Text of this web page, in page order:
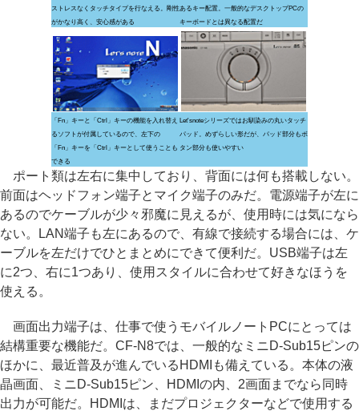
ストレスなくタッチタイプを行なえる。剛性
がかなり高く、安心感がある
あるキー配置。一般的なデスクトップPCの
キーボードとは異なる配置だ
「Fn」キーと「Ctrl」キーの機能を入れ替え
るソフトが付属しているので、左下の
「Fn」キーを「Ctrl」キーとして使うことも
できる
Let'snoteシリーズではお馴染みの丸いタッチ
パッド。めずらしい形だが、パッド部分もボ
タン部分も使いやすい
ポート類は左右に集中しており、背面には何も搭載しない。
前面はヘッドフォン端子とマイク端子のみだ。電源端子が左に
あるのでケーブルが少々邪魔に見えるが、使用時には気になら
ない。LAN端子も左にあるので、有線で接続する場合には、ケ
ーブルを左だけでひとまとめにできて便利だ。USB端子は左
に2つ、右に1つあり、使用スタイルに合わせて好きなほうを
使える。
画面出力端子は、仕事で使うモバイルノートPCにとっては
結構重要な機能だ。CF-N8では、一般的なミニD-Sub15ピンの
ほかに、最近普及が進んでいるHDMIも備えている。本体の液
晶画面、ミニD-Sub15ピン、HDMIの内、2画面までなら同時
出力が可能だ。HDMIは、まだプロジェクターなどで使用する